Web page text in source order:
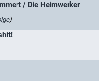
/ Die Heimwerker
)